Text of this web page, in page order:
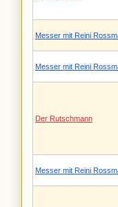
Messer mit Reini
Messer mit Reini
Der Rutschmann
Messer mit Reini